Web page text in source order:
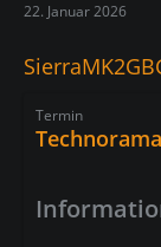
22. Januar 2026
Termin